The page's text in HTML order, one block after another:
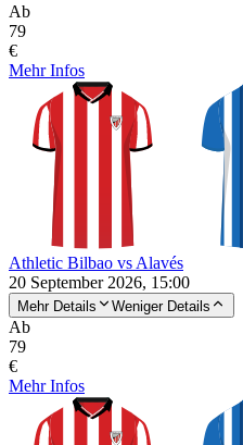
Ab
79
€
Mehr Infos
Athletic Bilbao vs Alavés
20 September 2026, 15:00
Mehr Details Weniger Details
Ab
79
€
Mehr Infos